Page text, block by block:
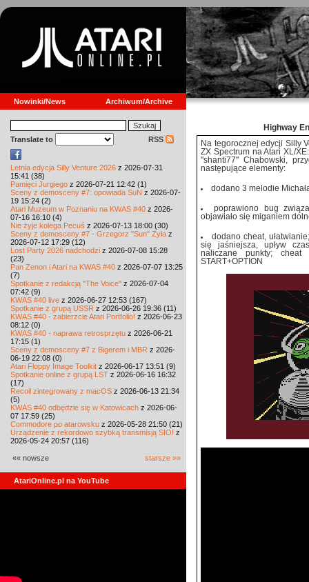
Nowinki/News Archiwum/Archive
Translate to RSS
Letnia edycja Silly Venture 2026 z 2026-07-31
15:41 (38)
Pamięci Jurgiego z 2026-07-21 12:42 (1)
Sceny z demosceny #7: opowiada SuN z 2026-07-
19 15:24 (2)
Atari Muzeum w Poznaniu na KWAS #40 z 2026-
07-16 16:10 (4)
Nie żyje kolega Pecuś z 2026-07-13 18:00 (30)
Sceny z demosceny #7 - Grzegorz "Sun" Żyła z
2026-07-12 17:29 (12)
Lost Party 2026 nadchodzi z 2026-07-08 15:28
(23)
Pan Zenon i Atari na KWAS #40 z 2026-07-07 13:25
(7)
Spotkanie z redakcją "The Voice" z 2026-07-04
07:42 (9)
KWAS #40 live z 2026-06-27 12:53 (167)
Spotkanie z grupą USSR z 2026-06-26 19:36 (11)
KWAS #40 - zabierzcie Atari Portfolio! z 2026-06-23
08:12 (0)
KWAS #40 - naprawa retrosprzętu z 2026-06-21
17:15 (1)
Sceny z demosceny #7 z Bigerem i MBR z 2026-
06-19 22:08 (0)
Atari Floppy Image Toolkit z 2026-06-17 13:51 (9)
Spotkanie online z grupą LST z 2026-06-16 16:32
(17)
Recoil zintegrowany z macOS z 2026-06-13 21:34
(5)
KWAS #40 odbędzie się w Katowicach z 2026-06-
07 17:59 (25)
Commodore po atarowsku z 2026-05-28 21:50 (21)
Urządzenie z rekordowo szybką transmisją SIO! z
2026-05-24 20:57 (116)
«« nowsze starsze »»
AtariOnline.pl na YouTube
Highway
Na tegorocznej edycji Silly
ZX Spectrum na Atari XL/
"shanti77" Chabowski,
następujące elementy:
dodano 3 melodie
poprawiono bug
objawiało się miganiem
dodano cheat,
się jaśniejsza, upływ
naliczane punkty; cheat
START+OPTION